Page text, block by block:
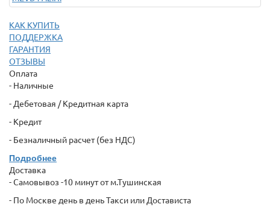
КАК КУПИТЬ
ПОДДЕРЖКА
ГАРАНТИЯ
ОТЗЫВЫ
Оплата
- Наличные
- Дебетовая / Кредитная карта
- Кредит
- Безналичный расчет (без НДС)
Подробнее
Доставка
- Самовывоз -10 минут от м.Тушинская
- По Москве день в день Такси или Достависта